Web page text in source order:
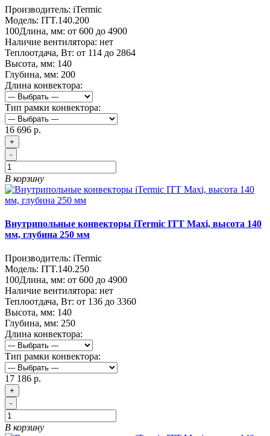
Производитель: iTermic
Модель: ITT.140.200
100Длина, мм: от 600 до 4900
Наличие вентилятора: нет
Теплоотдача, Вт: от 114 до 2864
Высота, мм: 140
Глубина, мм: 200
Длина конвектора:
Тип рамки конвектора:
16 696 р.
+
-
В корзину
Внутрипольные конвекторы iTermic ITT Maxi, высота 140
мм, глубина 250 мм
Производитель: iTermic
Модель: ITT.140.250
100Длина, мм: от 600 до 4900
Наличие вентилятора: нет
Теплоотдача, Вт: от 136 до 3360
Высота, мм: 140
Глубина, мм: 250
Длина конвектора:
Тип рамки конвектора:
17 186 р.
+
-
В корзину